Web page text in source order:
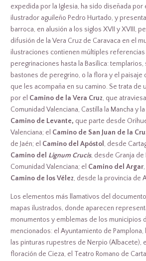
expedida por la Iglesia, ha sido diseñada por
ilustrador aguileño Pedro Hurtado, y
barroca, en alusión a los siglos XVII y XVIII,
difusión de la Vera Cruz de Caravaca en el
ilustraciones contienen múltiples referencias
peregrinaciones hasta la Basílica: templarios,
bastones de peregrino, o la flora y el
que les acompaña en su camino. Se trata
por el Camino de la Vera Cruz, que
Comunidad Valenciana, Castilla la Mancha y
Camino de Levante, que parte desde
Valenciana; el Camino de San Juan de la
de Jaén; el Camino del Apóstol , desde
Camino del Lignum Crucis, desde Granja de
Comunidad Valenciana; el Camino del Argar
Camino de los Vélez, desde la provincia de
Los elementos más llamativos del
mapas ilustrados, donde aparecen
monumentos y emblemas de los municipios
mencionados: el Ayuntamiento de
las pinturas rupestres de Nerpio (Albacete),
floración de Cieza, el Teatro Romano de